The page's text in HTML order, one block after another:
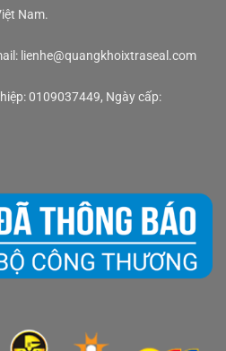
Nam.
lienhe@quangkhoixtraseal.com
0109037449, Ngày cấp: